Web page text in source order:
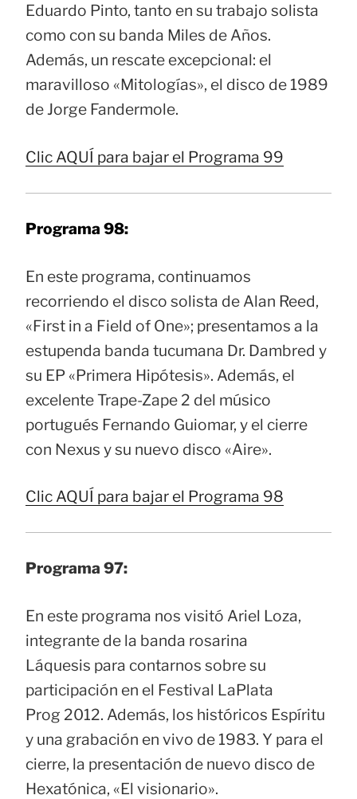
Eduardo Pinto, tanto en su trabajo solista
como con su banda Miles de Años.
Además, un rescate excepcional: el
maravilloso «Mitologías», el disco de 1989
de Jorge Fandermole.
Clic AQUÍ para bajar el Programa 99
Programa 98:
En este programa, continuamos
recorriendo el disco solista de Alan Reed,
«First in a Field of One»; presentamos a la
estupenda banda tucumana Dr. Dambred y
su EP «Primera Hipótesis». Además, el
excelente Trape-Zape 2 del músico
portugués Fernando Guiomar, y el cierre
con Nexus y su nuevo disco «Aire».
Clic AQUÍ para bajar el Programa 98
Programa 97:
En este programa nos visitó Ariel Loza,
integrante de la banda rosarina
Láquesis para contarnos sobre su
participación en el Festival LaPlata
Prog 2012. Además, los históricos Espíritu
y una grabación en vivo de 1983. Y para el
cierre, la presentación de nuevo disco de
Hexatónica, «El visionario».